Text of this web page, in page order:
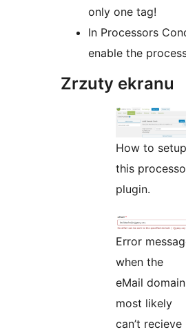
only one tag!
In Processors
enable the
Zrzuty ekranu
How to setup
this
plugin.
Error
when the
eMail domain
most likely
can’t recieve